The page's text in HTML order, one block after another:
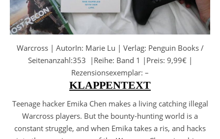
Warcross | AutorIn: Marie Lu | Verlag: Penguin Books /
Seitenanzahl:353 |Reihe: Band 1 |Preis: 9,99€ |
Rezensionsexemplar: –
KLAPPENTEXT
Teenage hacker Emika Chen makes a living catching illegal
Warcross players. But the bounty-hunting world is a
constant struggle, and when Emika takes a ris, and hacks